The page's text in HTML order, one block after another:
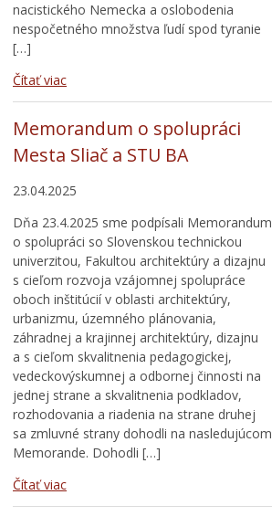
nacistického Nemecka a oslobodenia
nespočetného množstva ľudí spod tyranie
[…]
Čítať viac
Memorandum o spolupráci
Mesta Sliač a STU BA
23.04.2025
Dňa 23.4.2025 sme podpísali Memorandum
o spolupráci so Slovenskou technickou
univerzitou, Fakultou architektúry a dizajnu
s cieľom rozvoja vzájomnej spolupráce
oboch inštitúcií v oblasti architektúry,
urbanizmu, územného plánovania,
záhradnej a krajinnej architektúry, dizajnu
a s cieľom skvalitnenia pedagogickej,
vedeckovýskumnej a odbornej činnosti na
jednej strane a skvalitnenia podkladov,
rozhodovania a riadenia na strane druhej
sa zmluvné strany dohodli na nasledujúcom
Memorande. Dohodli […]
Čítať viac